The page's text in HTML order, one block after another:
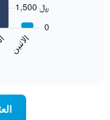
الاثنين
0
1,500 ﷼